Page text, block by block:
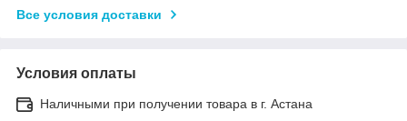
Все условия доставки
Условия оплаты
Наличными при получении товара в г. Астана